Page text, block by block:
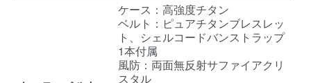
ケース：高強度チタン
ベルト：ピュアチタンブレスレッ
ト、シェルコードバンストラップ
1本付属
風防：両面無反射サファイアクリ
スタル